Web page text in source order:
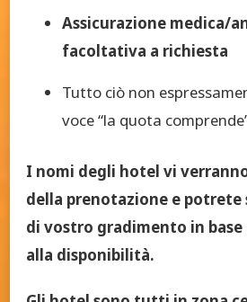
Assicurazione medica/
facoltativa a richiesta
Tutto ciò non
voce “la quota
I nomi degli hotel vi
della prenotazione e potrete
di vostro gradimento in
alla disponibilità.